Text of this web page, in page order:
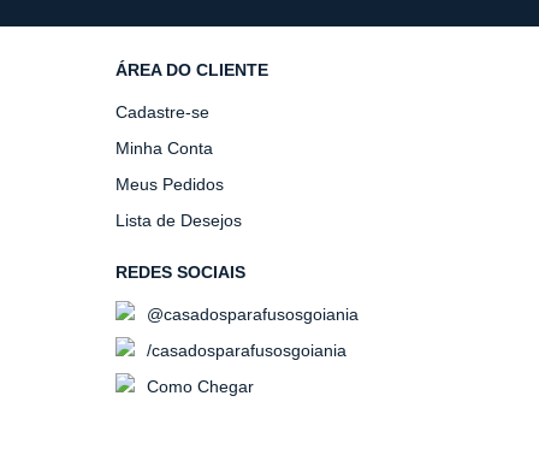
ÁREA DO CLIENTE
Cadastre-se
Minha Conta
Meus Pedidos
Lista de Desejos
REDES SOCIAIS
@casadosparafusosgoiania
/casadosparafusosgoiania
Como Chegar